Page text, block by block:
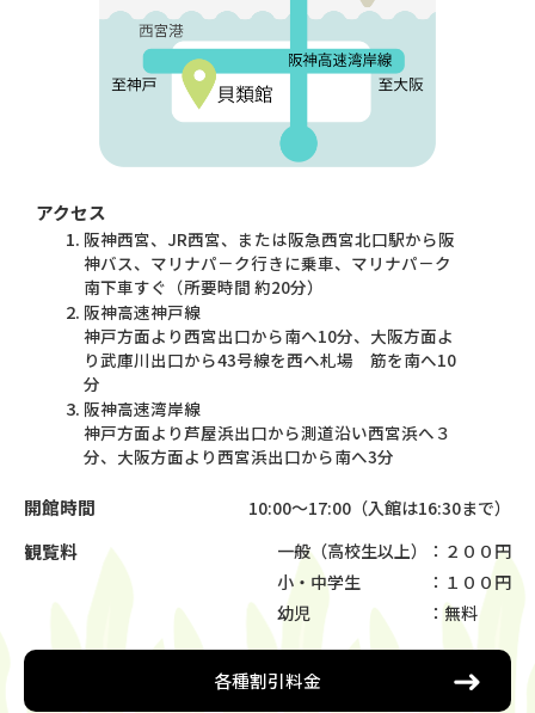
アクセス
阪神西宮、JR西宮、または阪急西宮北口駅から阪
神バス、マリナパ－ク行きに乗車、マリナパ－ク
南下車すぐ（所要時間 約20分）
阪神高速神戸線
神戸方面より西宮出口から南へ10分、大阪方面よ
り武庫川出口から43号線を西へ札場 筋を南へ10
分
阪神高速湾岸線
神戸方面より芦屋浜出口から測道沿い西宮浜へ３
分、大阪方面より西宮浜出口から南へ3分
開館時間 10:00～17:00（入館は16:30まで）
観覧料 一般（高校生以上）
：２００円
小・中学生
：１００円
幼児
：無料
各種割引料金